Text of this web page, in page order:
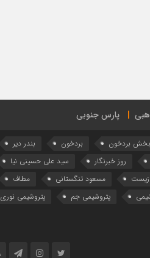
پارس جنوبی
بخش بردخون بردخون بندر دیر
روز خبرنگار سید علی حسینی نیا
مسعود تنگستانی مطاف
پتروشیمی جم پتروشیمی نوری